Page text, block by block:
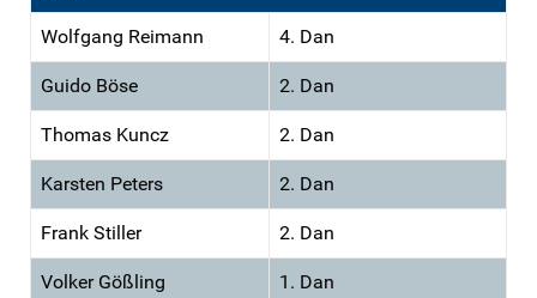
Wolfgang Reimann 4. Dan
Guido Böse 2. Dan
Thomas Kuncz 2. Dan
Karsten Peters 2. Dan
Frank Stiller 2. Dan
Volker Gößling 1. Dan